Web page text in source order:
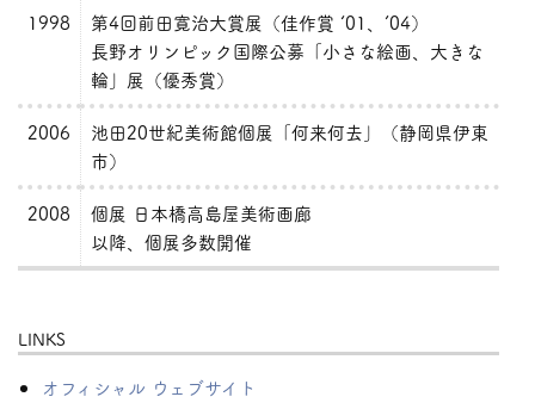
1998
第4回前田寛治大賞展（佳作賞 ‘01、’04）
長野オリンピック国際公募「小さな絵画、大きな
輪」展（優秀賞）
2006
池田20世紀美術館個展「何来何去」（静岡県伊東
市）
2008
個展 日本橋高島屋美術画廊
以降、個展多数開催
LINKS
オフィシャル ウェブサイト